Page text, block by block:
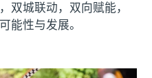
双城联动，双向赋能，
能性与发展。